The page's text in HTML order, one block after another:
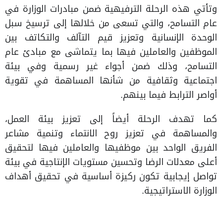
وتأتي هذه الرحلة الترفيهية ضمن مبادرات الوزارة في
عام التسامح، والتي تسعى من خلالها إلى ترسيخ سبل
الوحدة الإنسانية وتعزيز قيم التآلف والتكاتف بين
الموظفين والعاملين فيها بما يتماشى مع مبادئ عام
التسامح، وذلك ضمن أجواء غير رسمية وفي بيئة
اجتماعية وثقافية من شأنها المساهمة في تقوية
أواصر الترابط فيما بينهم.
كما تهدف الرحلة أيضاً إلى تعزيز بيئة العمل،
والمساهمة في تعزيز روح الانتماء وتنمية مشاعر
الفريق الواحد بين موظفيها والعاملين فيها لتحقيق
أعلى معدلات الرضا وتحسين مستويات الإنتاجية في بيئة
تواصل إيجابية تكون ركيزة أساسية في تحقيق أهداف
الوزارة الاستراتيجية.